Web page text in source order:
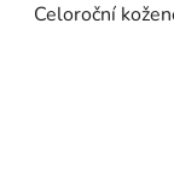
Celoroční